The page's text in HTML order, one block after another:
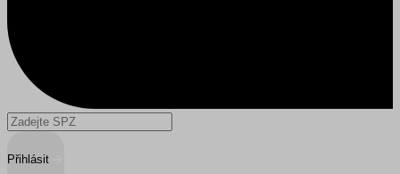
Přihlásit